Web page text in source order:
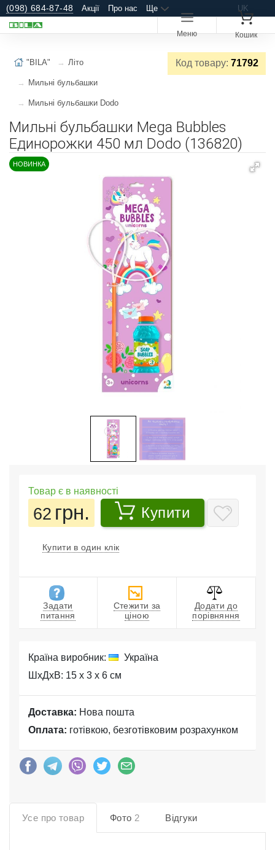
(098) 684-87-48 Акції Про нас Ще UK
Меню Кошик
Код товару: 71792
"BILA" Літо
Мильні бульбашки
Мильні бульбашки Dodo
Мильні бульбашки Mega Bubbles
Единорожки 450 мл Dodo (136820)
НОВИНКА
Товар є в наявності
62 грн. Купити
Купити в один клік
Задати
питання
Стежити за
ціною
Додати до
порівняння
Країна виробник:
Україна
ШхДхВ: 15 x 3 x 6 см
Доставка: Нова пошта
Оплата: готівкою, безготівковим розрахунком
Усе про товар Фото 2 Відгуки